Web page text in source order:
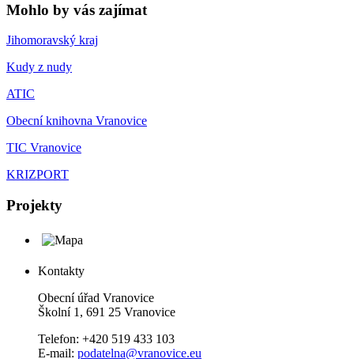
Mohlo by vás zajímat
Jihomoravský kraj
Kudy z nudy
ATIC
Obecní knihovna Vranovice
TIC Vranovice
KRIZPORT
Projekty
Kontakty
Obecní úřad Vranovice
Školní 1, 691 25 Vranovice
Telefon: +420 519 433 103
E-mail: podatelna@vranovice.eu